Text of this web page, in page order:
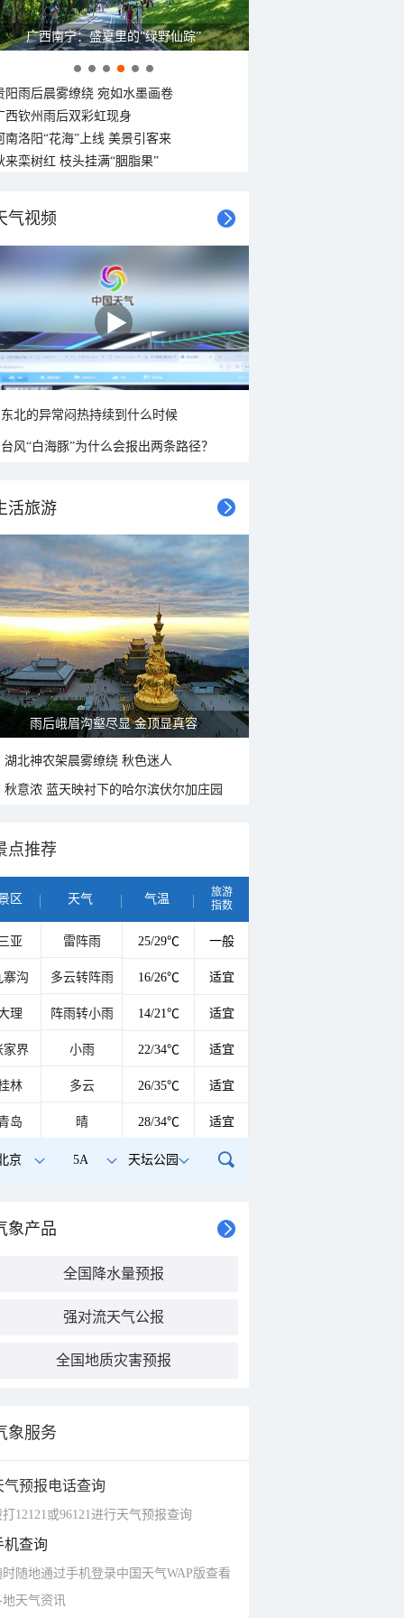
广西南宁：盛夏里的“绿野仙踪”
阳雨后晨雾缭绕 宛如水墨画卷
西钦州雨后双彩虹现身
南洛阳“花海”上线 美景引客来
来栾树红 枝头挂满“胭脂果”
气视频
东北的异常闷热持续到什么时候
台风“白海豚”为什么会报出两条路径？
活旅游
雨后峨眉沟壑尽显 金顶显真容
湖北神农架晨雾缭绕 秋色迷人
秋意浓 蓝天映衬下的哈尔滨伏尔加庄园
点推荐
区 天气 气温
旅游
指数
亚 雷阵雨 25/29℃ 一般
寨沟 多云转阵雨 16/26℃ 适宜
理 阵雨转小雨 14/21℃ 适宜
家界 小雨 22/34℃ 适宜
林 多云 26/35℃ 适宜
岛 晴 28/34℃ 适宜
京 5A 天坛公园
象产品
全国降水量预报
强对流天气公报
全国地质灾害预报
象服务
气预报电话查询
打12121或96121进行天气预报查询
机查询
时随地通过手机登录中国天气WAP版查看
地天气资讯